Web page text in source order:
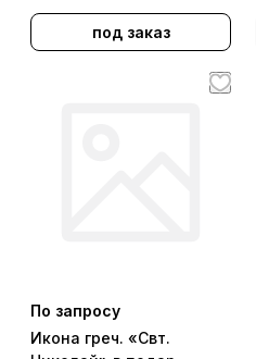
под заказ
По запросу
Икона греч. «Свт.